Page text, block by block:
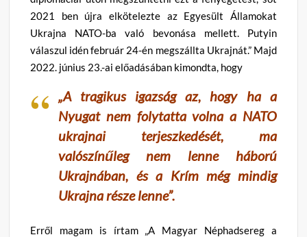
2021 ben újra elkötelezte az Egyesült Államokat
Ukrajna NATO-ba való bevonása mellett. Putyin
válaszul idén február 24-én megszállta Ukrajnát.” Majd
2022. június 23.-ai előadásában kimondta, hogy
„A tragikus igazság az, hogy ha a
Nyugat nem folytatta volna a NATO
ukrajnai terjeszkedését, ma
valószínűleg nem lenne háború
Ukrajnában, és a Krím még mindig
Ukrajna része lenne”.
Erről magam is írtam „A Magyar Néphadsereg a